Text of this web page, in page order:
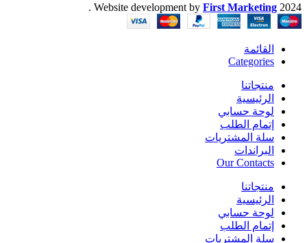
Website development by First Marketing 2024
.
القائمة
Categories
منتجاتنا
الرئيسية
لوحة حسابي
إتمام الطلب
سلة المشتريات
البراندات
Our Contacts
منتجاتنا
الرئيسية
لوحة حسابي
إتمام الطلب
سلة المشتريات